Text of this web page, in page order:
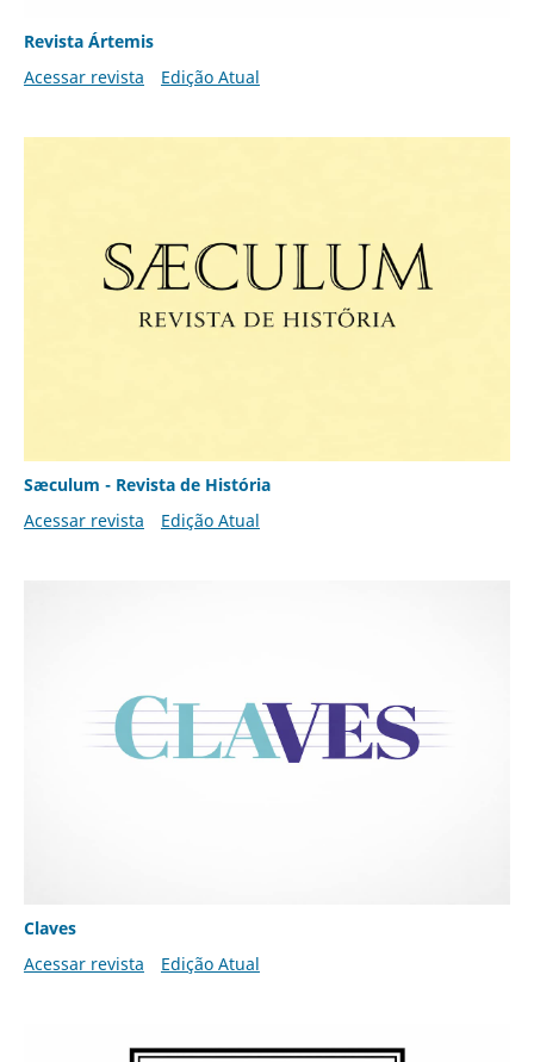
Revista Ártemis
Acessar revista
Edição Atual
Sæculum - Revista de História
Acessar revista
Edição Atual
Claves
Acessar revista
Edição Atual